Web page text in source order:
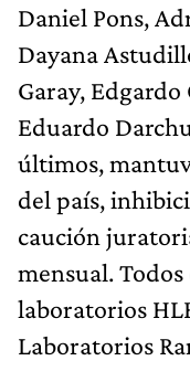
Daniel Pons,
Dayana
Garay,
Eduardo
últimos,
del país,
caución
mensual.
laboratorios
Laboratorios